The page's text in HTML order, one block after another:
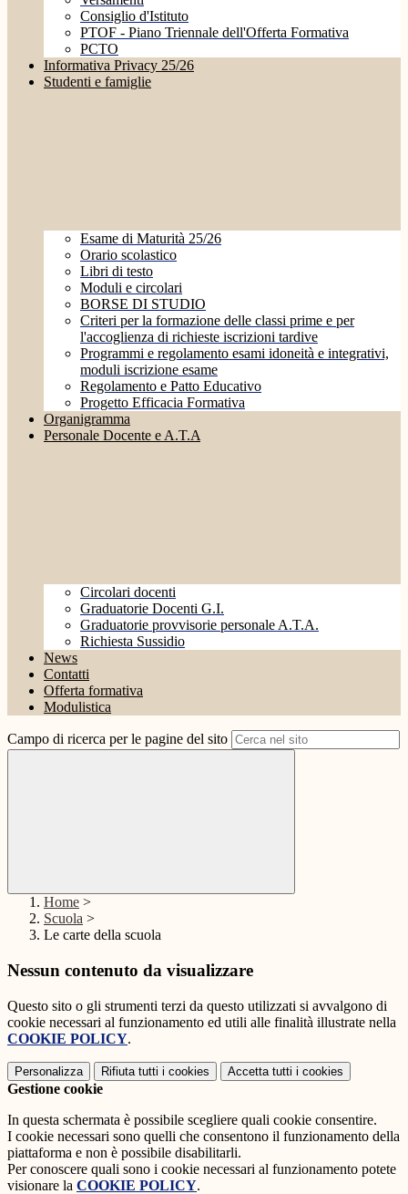
Consiglio d'Istituto
PTOF - Piano Triennale dell'Offerta Formativa
PCTO
Informativa Privacy 25/26
Studenti e famiglie
Esame di Maturità 25/26
Orario scolastico
Libri di testo
Moduli e circolari
BORSE DI STUDIO
Criteri per la formazione delle classi prime e per
l'accoglienza di richieste iscrizioni tardive
Programmi e regolamento esami idoneità e integrativi,
moduli iscrizione esame
Regolamento e Patto Educativo
Progetto Efficacia Formativa
Organigramma
Personale Docente e A.T.A
Circolari docenti
Graduatorie Docenti G.I.
Graduatorie provvisorie personale A.T.A.
Richiesta Sussidio
News
Contatti
Offerta formativa
Modulistica
Campo di ricerca per le pagine del sito
Home >
Scuola >
Le carte della scuola
Nessun contenuto da visualizzare
Questo sito o gli strumenti terzi da questo utilizzati si avvalgono di
cookie necessari al funzionamento ed utili alle finalità illustrate nella
COOKIE POLICY.
Personalizza Rifiuta tutti i cookies Accetta tutti i cookies
Gestione cookie
In questa schermata è possibile scegliere quali cookie consentire.
I cookie necessari sono quelli che consentono il funzionamento della
piattaforma e non è possibile disabilitarli.
Per conoscere quali sono i cookie necessari al funzionamento potete
visionare la COOKIE POLICY.